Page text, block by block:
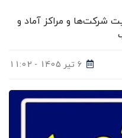
شرکت‌ها و مراکز آماد و
6 تیر 1405 - 11:02